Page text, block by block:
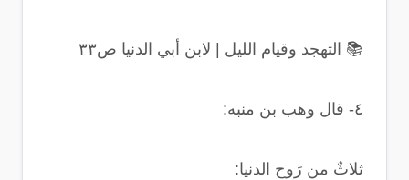
📚 التهجد وقيام الليل | لابن أبي الدنيا ص٣٣
٤- قال وهب بن منبه:
ثلاثٌ من رَوح الدنيا: